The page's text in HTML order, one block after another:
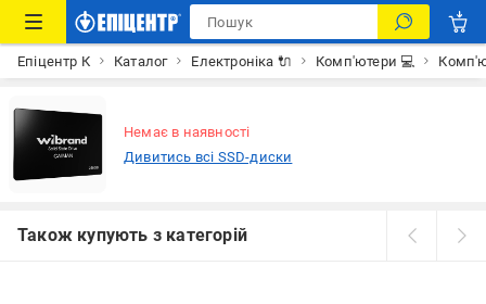
Епіцентр К Каталог Електроніка 🔌 Комп'ютери 💻
Немає в наявності
Дивитись всі SSD-диски
Також купують з категорій